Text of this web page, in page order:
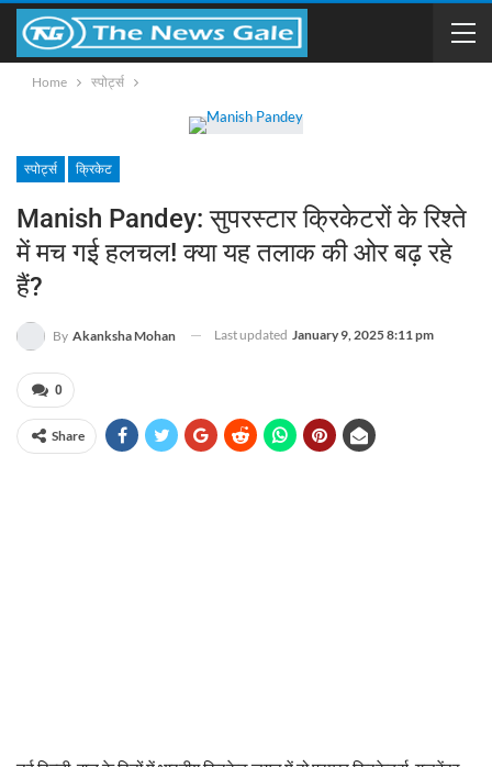
Home स्पोर्ट्स
स्पोर्ट्स क्रिकेट
Manish Pandey: सुपरस्टार क्रिकेटरों के रिश्ते
में मच गई हलचल! क्या यह तलाक की ओर बढ़ रहे
हैं?
By Akanksha Mohan Last updated January 9, 2025 8:11 pm
0
Share